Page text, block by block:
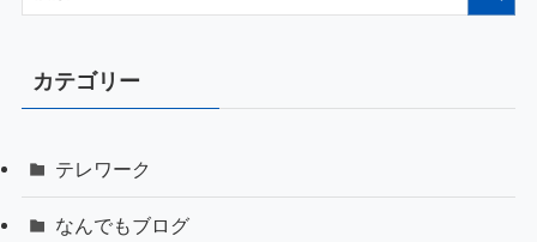
カテゴリー
テレワーク
なんでもブログ